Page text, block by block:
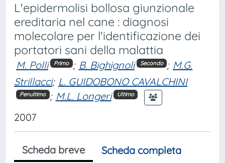
L'epidermolisi bollosa giunzionale
ereditaria nel cane : diagnosi
molecolare per l'identificazione dei
portatori sani della malattia
M. Polli Primo ; B. Bighignoli Secondo ; M.G.
Strillacci; L. GUIDOBONO CAVALCHINI
Penultimo ; M.L. Longeri Ultimo
2007
Scheda breve
Scheda completa